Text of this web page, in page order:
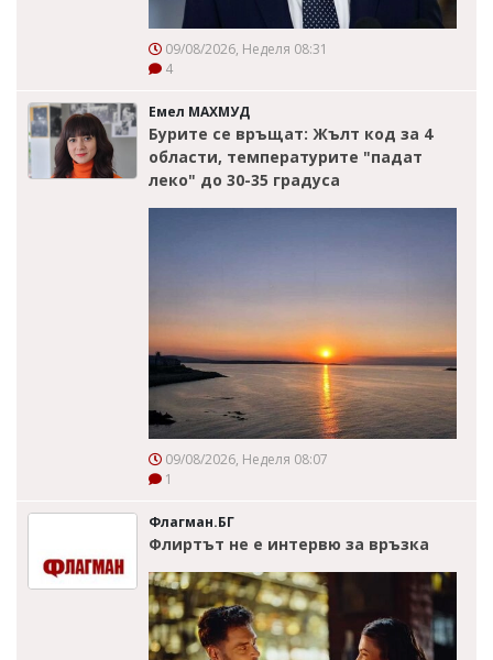
09/08/2026, Неделя 08:31
4
Емел МАХМУД
Бурите се връщат: Жълт код за 4
области, температурите "падат
леко" до 30-35 градуса
09/08/2026, Неделя 08:07
1
Флагман.БГ
Флиртът не е интервю за връзка